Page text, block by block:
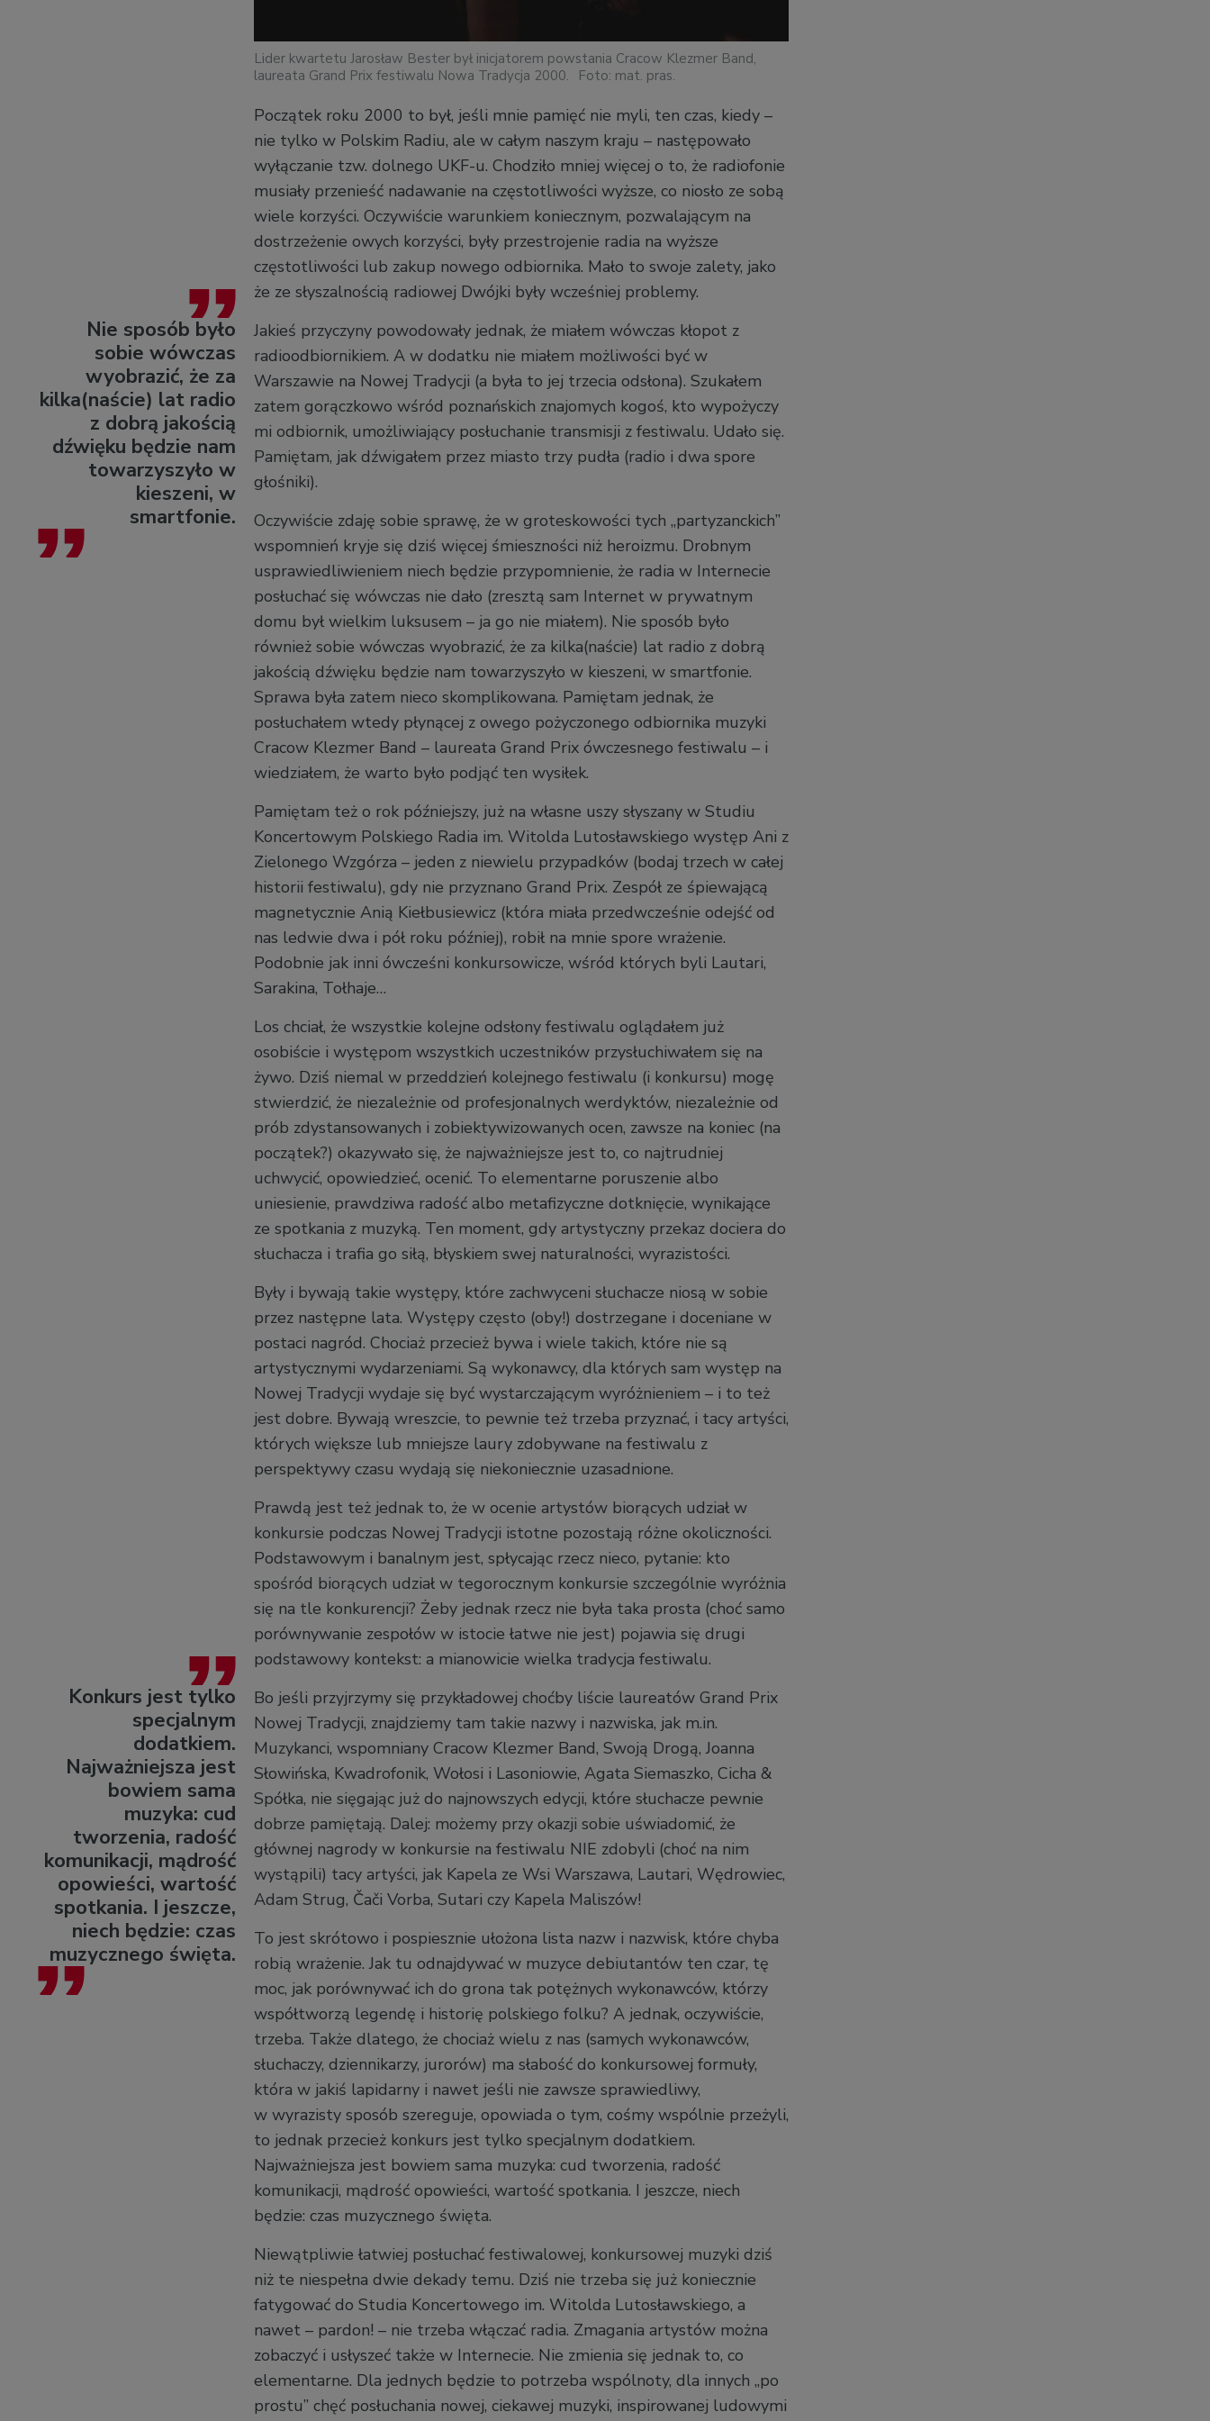
Lider kwartetu Jarosław Bester był inicjatorem powstania Cracow Klezmer Band,
laureata Grand Prix festiwalu Nowa Tradycja 2000.
Foto: mat. pras.
Początek roku 2000 to był, jeśli mnie pamięć nie myli, ten czas, kiedy –
nie tylko w Polskim Radiu, ale w całym naszym kraju – następowało
wyłączanie tzw. dolnego UKF-u. Chodziło mniej więcej o to, że radiofonie
musiały przenieść nadawanie na częstotliwości wyższe, co niosło ze sobą
wiele korzyści. Oczywiście warunkiem koniecznym, pozwalającym na
dostrzeżenie owych korzyści, były przestrojenie radia na wyższe
częstotliwości lub zakup nowego odbiornika. Mało to swoje zalety, jako
że ze słyszalnością radiowej Dwójki były wcześniej problemy.
Nie sposób było
sobie wówczas
wyobrazić, że za
kilka(naście) lat radio
z dobrą jakością
dźwięku będzie nam
towarzyszyło w
kieszeni, w
smartfonie.
Jakieś przyczyny powodowały jednak, że miałem wówczas kłopot z
radioodbiornikiem. A w dodatku nie miałem możliwości być w
Warszawie na Nowej Tradycji (a była to jej trzecia odsłona). Szukałem
zatem gorączkowo wśród poznańskich znajomych kogoś, kto wypożyczy
mi odbiornik, umożliwiający posłuchanie transmisji z festiwalu. Udało się.
Pamiętam, jak dźwigałem przez miasto trzy pudła (radio i dwa spore
głośniki).
Oczywiście zdaję sobie sprawę, że w groteskowości tych „partyzanckich”
wspomnień kryje się dziś więcej śmieszności niż heroizmu. Drobnym
usprawiedliwieniem niech będzie przypomnienie, że radia w Internecie
posłuchać się wówczas nie dało (zresztą sam Internet w prywatnym
domu był wielkim luksusem – ja go nie miałem). Nie sposób było
również sobie wówczas wyobrazić, że za kilka(naście) lat radio z dobrą
jakością dźwięku będzie nam towarzyszyło w kieszeni, w smartfonie.
Sprawa była zatem nieco skomplikowana. Pamiętam jednak, że
posłuchałem wtedy płynącej z owego pożyczonego odbiornika muzyki
Cracow Klezmer Band – laureata Grand Prix ówczesnego festiwalu – i
wiedziałem, że warto było podjąć ten wysiłek.
Pamiętam też o rok późniejszy, już na własne uszy słyszany w Studiu
Koncertowym Polskiego Radia im. Witolda Lutosławskiego występ Ani z
Zielonego Wzgórza – jeden z niewielu przypadków (bodaj trzech w całej
historii festiwalu), gdy nie przyznano Grand Prix. Zespół ze śpiewającą
magnetycznie Anią Kiełbusiewicz (która miała przedwcześnie odejść od
nas ledwie dwa i pół roku później), robił na mnie spore wrażenie.
Podobnie jak inni ówcześni konkursowicze, wśród których byli Lautari,
Sarakina, Tołhaje…
Los chciał, że wszystkie kolejne odsłony festiwalu oglądałem już
osobiście i występom wszystkich uczestników przysłuchiwałem się na
żywo. Dziś niemal w przeddzień kolejnego festiwalu (i konkursu) mogę
stwierdzić, że niezależnie od profesjonalnych werdyktów, niezależnie od
prób zdystansowanych i zobiektywizowanych ocen, zawsze na koniec (na
początek?) okazywało się, że najważniejsze jest to, co najtrudniej
uchwycić, opowiedzieć, ocenić. To elementarne poruszenie albo
uniesienie, prawdziwa radość albo metafizyczne dotknięcie, wynikające
ze spotkania z muzyką. Ten moment, gdy artystyczny przekaz dociera do
słuchacza i trafia go siłą, błyskiem swej naturalności, wyrazistości.
Były i bywają takie występy, które zachwyceni słuchacze niosą w sobie
przez następne lata. Występy często (oby!) dostrzegane i doceniane w
postaci nagród. Chociaż przecież bywa i wiele takich, które nie są
artystycznymi wydarzeniami. Są wykonawcy, dla których sam występ na
Nowej Tradycji wydaje się być wystarczającym wyróżnieniem – i to też
jest dobre. Bywają wreszcie, to pewnie też trzeba przyznać, i tacy artyści,
których większe lub mniejsze laury zdobywane na festiwalu z
perspektywy czasu wydają się niekoniecznie uzasadnione.
Prawdą jest też jednak to, że w ocenie artystów biorących udział w
konkursie podczas Nowej Tradycji istotne pozostają różne okoliczności.
Podstawowym i banalnym jest, spłycając rzecz nieco, pytanie: kto
spośród biorących udział w tegorocznym konkursie szczególnie wyróżnia
się na tle konkurencji? Żeby jednak rzecz nie była taka prosta (choć samo
porównywanie zespołów w istocie łatwe nie jest) pojawia się drugi
podstawowy kontekst: a mianowicie wielka tradycja festiwalu.
Konkurs jest tylko
specjalnym
dodatkiem.
Najważniejsza jest
bowiem sama
muzyka: cud
tworzenia, radość
komunikacji, mądrość
opowieści, wartość
spotkania. I jeszcze,
niech będzie: czas
muzycznego święta.
Bo jeśli przyjrzymy się przykładowej choćby liście laureatów Grand Prix
Nowej Tradycji, znajdziemy tam takie nazwy i nazwiska, jak m.in.
Muzykanci, wspomniany Cracow Klezmer Band, Swoją Drogą, Joanna
Słowińska, Kwadrofonik, Wołosi i Lasoniowie, Agata Siemaszko, Cicha &
Spółka, nie sięgając już do najnowszych edycji, które słuchacze pewnie
dobrze pamiętają. Dalej: możemy przy okazji sobie uświadomić, że
głównej nagrody w konkursie na festiwalu NIE zdobyli (choć na nim
wystąpili) tacy artyści, jak Kapela ze Wsi Warszawa, Lautari, Wędrowiec,
Adam Strug, Čači Vorba, Sutari czy Kapela Maliszów!
To jest skrótowo i pospiesznie ułożona lista nazw i nazwisk, które chyba
robią wrażenie. Jak tu odnajdywać w muzyce debiutantów ten czar, tę
moc, jak porównywać ich do grona tak potężnych wykonawców, którzy
współtworzą legendę i historię polskiego folku? A jednak, oczywiście,
trzeba. Także dlatego, że chociaż wielu z nas (samych wykonawców,
słuchaczy, dziennikarzy, jurorów) ma słabość do konkursowej formuły,
która w jakiś lapidarny i nawet jeśli nie zawsze sprawiedliwy,
w wyrazisty sposób szereguje, opowiada o tym, cośmy wspólnie przeżyli,
to jednak przecież konkurs jest tylko specjalnym dodatkiem.
Najważniejsza jest bowiem sama muzyka: cud tworzenia, radość
komunikacji, mądrość opowieści, wartość spotkania. I jeszcze, niech
będzie: czas muzycznego święta.
Niewątpliwie łatwiej posłuchać festiwalowej, konkursowej muzyki dziś
niż te niespełna dwie dekady temu. Dziś nie trzeba się już koniecznie
fatygować do Studia Koncertowego im. Witolda Lutosławskiego, a
nawet – pardon! – nie trzeba włączać radia. Zmagania artystów można
zobaczyć i usłyszeć także w Internecie. Nie zmienia się jednak to, co
elementarne. Dla jednych będzie to potrzeba wspólnoty, dla innych „po
prostu” chęć posłuchania nowej, ciekawej muzyki, inspirowanej ludowymi